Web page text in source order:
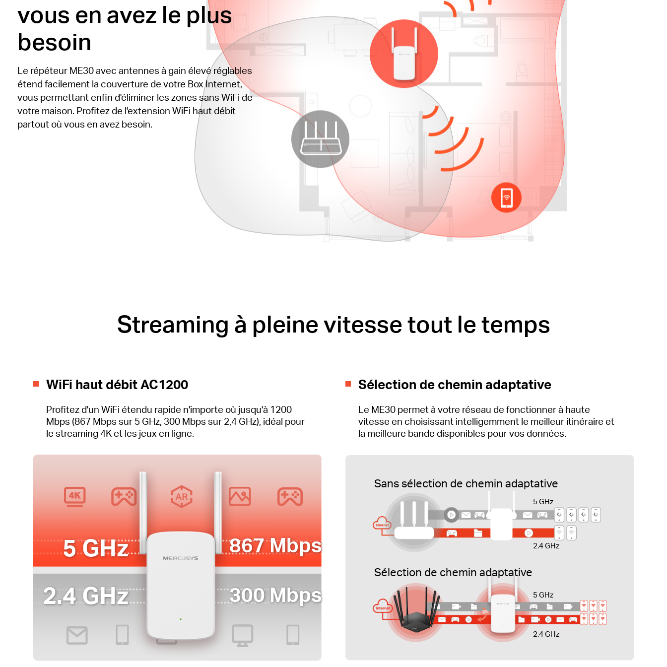
vous en avez le plus
besoin
Le répéteur ME30 avec antennes à gain élevé réglables
étend facilement la couverture de votre Box Internet,
vous permettant enfin d'éliminer les zones sans WiFi de
votre maison. Profitez de l'extension WiFi haut débit
partout où vous en avez besoin.
Streaming à pleine vitesse tout le temps
WiFi haut débit AC1200
Profitez d'un WiFi étendu rapide n'importe où jusqu'à 1200
Mbps (867 Mbps sur 5 GHz, 300 Mbps sur 2,4 GHz), idéal pour
le streaming 4K et les jeux en ligne.
5 GHz
2.4 GHz
867 Mbps
300 Mbps
Sélection de chemin adaptative
Le ME30 permet à votre réseau de fonctionner à haute
vitesse en choisissant intelligemment le meilleur itinéraire et
la meilleure bande disponibles pour vos données.
Sans sélection de chemin adaptative
Sélection de chemin adaptative
5 GHz
2.4 GHz
5 GHz
2.4 GHz